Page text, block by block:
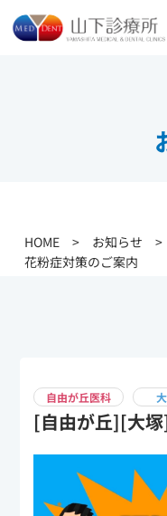
HOME > お知らせ >
花粉症対策のご案内
自由が丘医科
[自由が丘][大